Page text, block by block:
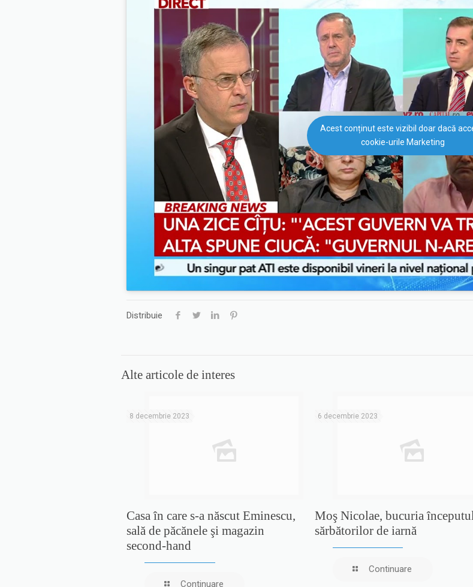
Acest conținut este vizibil doar dacă
cookie-urile Marketing
Distribuie
Alte articole de interes
8 decembrie 2023
Casa în care s-a născut Eminescu,
sală de păcănele şi magazin
second-hand
Continuare
6 decembrie 2023
Moş Nicolae, bucuria
sărbătorilor de iarnă
Continuare